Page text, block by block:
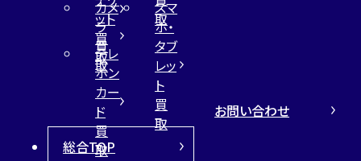
ット
買
取
取
カメ
ラ
買
取
スマ
ホ・
タブ
レッ
ト
買
取
テレ
ホン
カー
ド
買
取
総合TOP
お問い合わせ